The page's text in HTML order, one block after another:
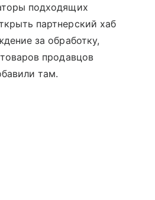
подходящих
партнерский хаб
за обработку,
продавцов
там.